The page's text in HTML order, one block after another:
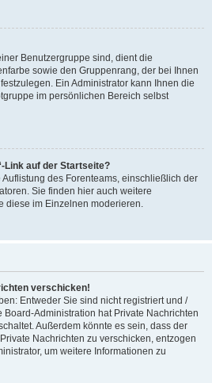
Benutzergruppe sind, dient die
sowie den Gruppenrang, der bei Ihnen
Ein Administrator kann Ihnen die
im persönlichen Bereich selbst
Link auf der Startseite?
des Forenteams, einschließlich der
Sie finden hier auch weitere
diese im Einzelnen moderieren.
verschicken!
Entweder Sie sind nicht registriert und /
Administration hat Private Nachrichten
Außerdem könnte es sein, dass der
Nachrichten zu verschicken, entzogen
um weitere Informationen zu